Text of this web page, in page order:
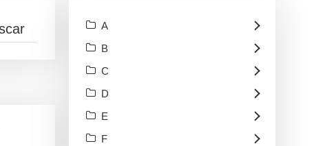
A
B
C
D
E
F